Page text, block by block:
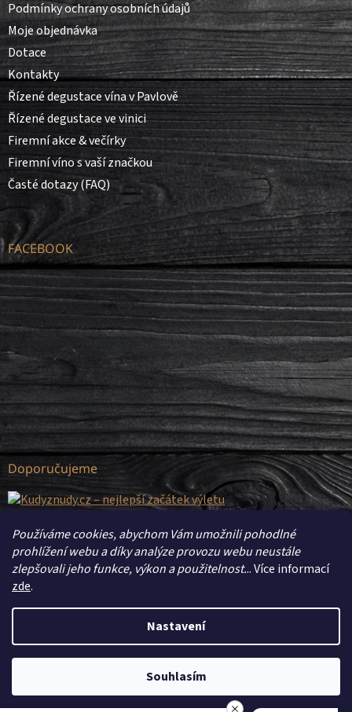
Používáme cookies, abychom Vám umožnili pohodlné
prohlížení webu a díky analýze provozu webu neustále
zlepšovali jeho funkce, výkon a použitelnost... Více informací
zde.
Nastavení
Souhlasím
Podmínky ochrany osobních údajů
Moje objednávka
Dotace
Kontakty
Řízené degustace vína v Pavlově
Řízené degustace ve vinici
Firemní akce & večírky
Firemní víno s vaší značkou
Časté dotazy (FAQ)
FACEBOOK
Doporučujeme
Vytvořil Shoptet